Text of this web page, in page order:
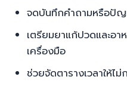
จดบันทึกคำถามหรือปัญ
เตรียมยาแก้ปวดและอ
เครื่องมือ
ช่วยจัดตารางเวลาให้ไ